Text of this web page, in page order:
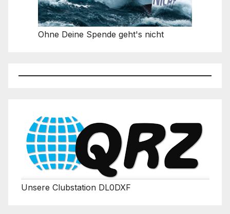
Ohne Deine Spende geht's nicht
Unsere Clubstation DL0DXF